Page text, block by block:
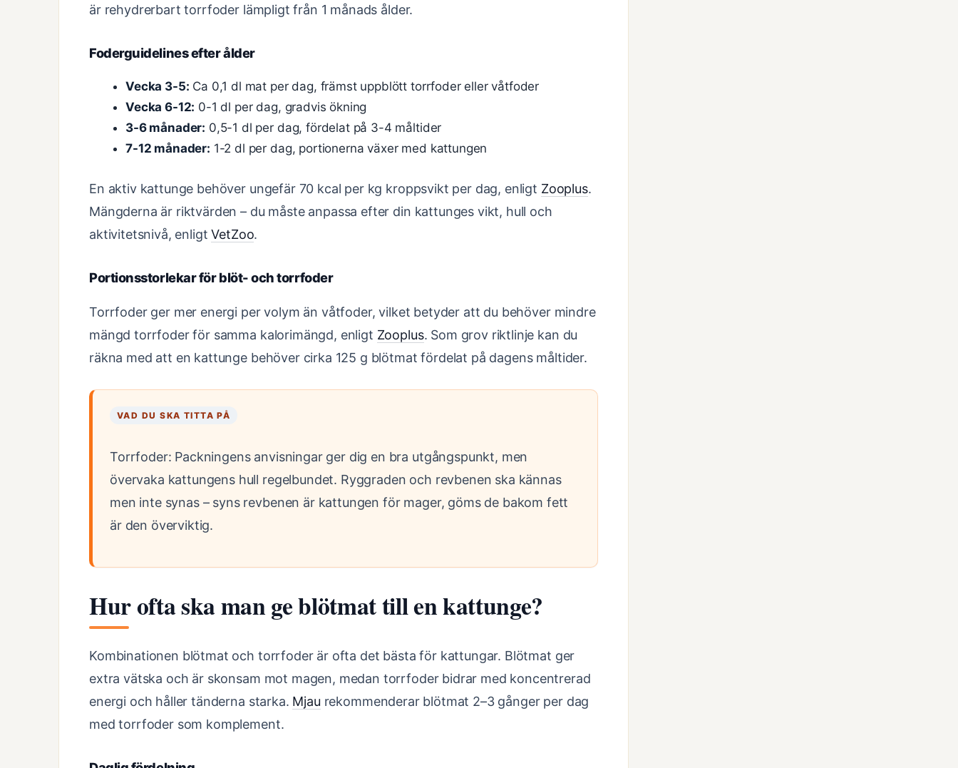
är rehydrerbart torrfoder lämpligt från 1 månads ålder.
Foderguidelines efter ålder
Vecka 3-5: Ca 0,1 dl mat per dag, främst uppblött torrfoder eller våtfoder
Vecka 6-12: 0-1 dl per dag, gradvis ökning
3-6 månader: 0,5-1 dl per dag, fördelat på 3-4 måltider
7-12 månader: 1-2 dl per dag, portionerna växer med kattungen
En aktiv kattunge behöver ungefär 70 kcal per kg kroppsvikt per dag, enligt Zooplus.
Mängderna är riktvärden – du måste anpassa efter din kattunges vikt, hull och
aktivitetsnivå, enligtVetZoo.
Portionsstorlekar för blöt- och torrfoder
Torrfoder ger mer energi per volym än våtfoder, vilket betyder att du behöver mindre
mängd torrfoder för samma kalorimängd, enligt Zooplus. Som grov riktlinje kan du
räkna med att en kattunge behöver cirka 125 g blötmat fördelat på dagens måltider.
VAD DU SKA TITTA PÅ
Torrfoder: Packningens anvisningar ger dig en bra utgångspunkt, men
övervaka kattungens hull regelbundet. Ryggraden och revbenen ska kännas
men inte synas – syns revbenen är kattungen för mager, göms de bakom fett
är den överviktig.
Hur ofta ska man ge blötmat till en kattunge?
Kombinationen blötmat och torrfoder är ofta det bästa för kattungar. Blötmat ger
extra vätska och är skonsam mot magen, medan torrfoder bidrar med koncentrerad
energi och håller tänderna starka. Mjau rekommenderar blötmat 2–3 gånger per dag
med torrfoder som komplement.